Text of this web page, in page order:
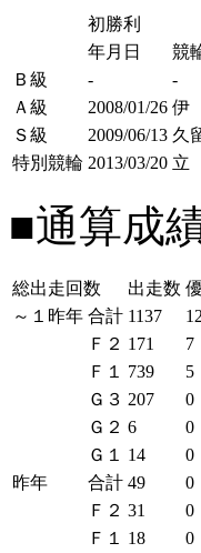
初勝利
年月日
競
Ｂ級
- -
Ａ級
2008/01/26 伊
Ｓ級
2009/06/13 久
特別競輪 2013/03/20 立
■通算成
総出走回数 出走数
～１昨年 合計 1137 12
Ｆ２ 171 7
Ｆ１
739 5
Ｇ３ 207 0
Ｇ２ 6 0
Ｇ１
14 0
昨年
合計 49 0
Ｆ２ 31 0
Ｆ１
18 0